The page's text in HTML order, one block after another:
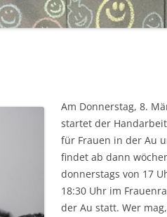
Am Donnerstag, 8.
startet der
für Frauen in der Au
findet ab dann
donnerstags von 17
18:30 Uhr im
der Au statt. Wer